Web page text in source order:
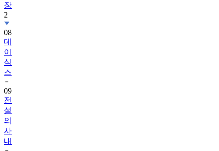
장
2
08
데
이
식
스
09
전
설
의
사
내